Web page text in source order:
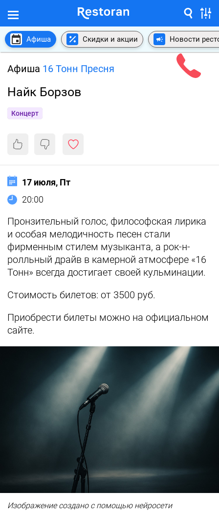
Афиша Скидки и акции Новости
Афиша 16 Тонн Пресня
Найк Борзов
Концерт
17 июля, Пт
20:00
Пронзительный голос, философская лирика
и особая мелодичность песен стали
фирменным стилем музыканта, а рок-н-
ролльный драйв в камерной атмосфере «16
Тонн» всегда достигает своей кульминации.
Стоимость билетов: от 3500 руб.
Приобрести билеты можно на официальном
сайте.
Изображение создано с помощью нейросети